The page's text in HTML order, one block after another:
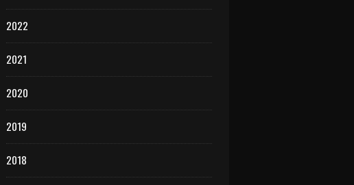
2022
2021
2020
2019
2018